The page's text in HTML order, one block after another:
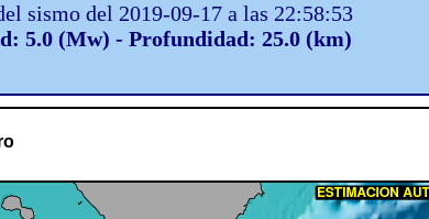
sismo del 2019-09-17 a las 22:58:53
5.0 (Mw) - Profundidad: 25.0 (km)